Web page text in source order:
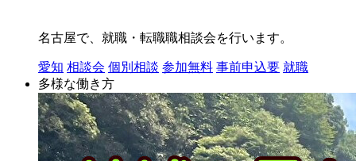
名古屋で、就職・転職職相談会を行います。
愛知 相談会 個別相談 参加無料 事前申込要 就職
多様な働き方